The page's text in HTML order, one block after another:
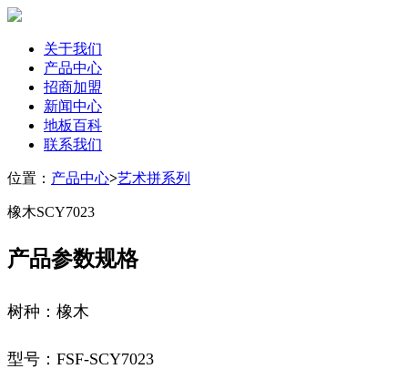
关于我们
产品中心
招商加盟
新闻中心
地板百科
联系我们
位置： 产品中心>艺术拼系列
橡木SCY7023
产品参数规格
树种：橡木
型号： FSF-SCY7023